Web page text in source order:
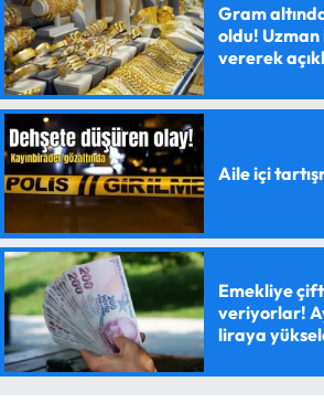
Gram
oldu!
vererek
Aile içi
Emekliye
veriyorlar!
liraya